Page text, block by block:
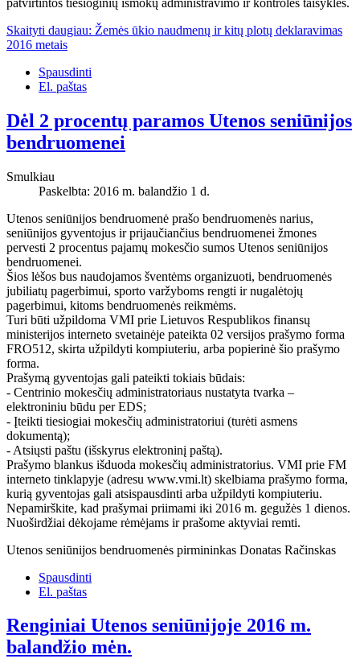
Skaityti daugiau: Žemės ūkio naudmenų ir kitų plotų deklaravimas
2016 metais
Spausdinti
El. paštas
Dėl 2 procentų paramos Utenos seniūnijos
bendruomenei
Smulkiau
Paskelbta: 2016 m. balandžio 1 d.
Utenos seniūnijos bendruomenė prašo bendruomenės narius,
seniūnijos gyventojus ir prijaučiančius bendruomenei žmones
pervesti 2 procentus pajamų mokesčio sumos Utenos seniūnijos
bendruomenei.
Šios lėšos bus naudojamos šventėms organizuoti, bendruomenės
jubiliatų pagerbimui, sporto varžyboms rengti ir nugalėtojų
pagerbimui, kitoms bendruomenės reikmėms.
Turi būti užpildoma VMI prie Lietuvos Respublikos finansų
ministerijos interneto svetainėje pateikta 02 versijos prašymo forma
FRO512, skirta užpildyti kompiuteriu, arba popierinė šio prašymo
forma.
Prašymą gyventojas gali pateikti tokiais būdais:
- Centrinio mokesčių administratoriaus nustatyta tvarka –
elektroniniu būdu per EDS;
- Įteikti tiesiogiai mokesčių administratoriui (turėti asmens
dokumentą);
- Atsiųsti paštu (išskyrus elektroninį paštą).
Prašymo blankus išduoda mokesčių administratorius. VMI prie FM
interneto tinklapyje (adresu www.vmi.lt) skelbiama prašymo forma,
kurią gyventojas gali atsispausdinti arba užpildyti kompiuteriu.
Nepamirškite, kad prašymai priimami iki 2016 m. gegužės 1 dienos.
Nuoširdžiai dėkojame rėmėjams ir prašome aktyviai remti.
Utenos seniūnijos bendruomenės pirmininkas Donatas Račinskas
Spausdinti
El. paštas
Renginiai Utenos seniūnijoje 2016 m.
balandžio mėn.